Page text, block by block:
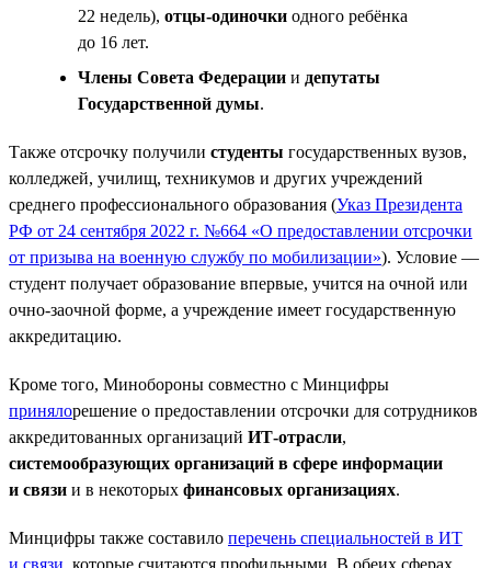
22 недель), отцы-одиночки одного ребёнка
до 16 лет.
Члены Совета Федерации и депутаты
Государственной думы.
Также отсрочку получили студенты государственных вузов,
колледжей, училищ, техникумов и других учреждений
среднего профессионального образования (Указ Президента
РФ от 24 сентября 2022 г. №664 «О предоставлении отсрочки
от призыва на военную службу по мобилизации»). Условие —
студент получает образование впервые, учится на очной или
очно-заочной форме, а учреждение имеет государственную
аккредитацию.
Кроме того, Минобороны совместно с Минцифры
принялорешение о предоставлении отсрочки для сотрудников
аккредитованных организаций ИТ-отрасли,
системообразующих организаций в сфере информации
и связи и в некоторых финансовых организациях.
Минцифры также составило перечень специальностей в ИТ
и связи , которые считаются профильными. В обеих сферах